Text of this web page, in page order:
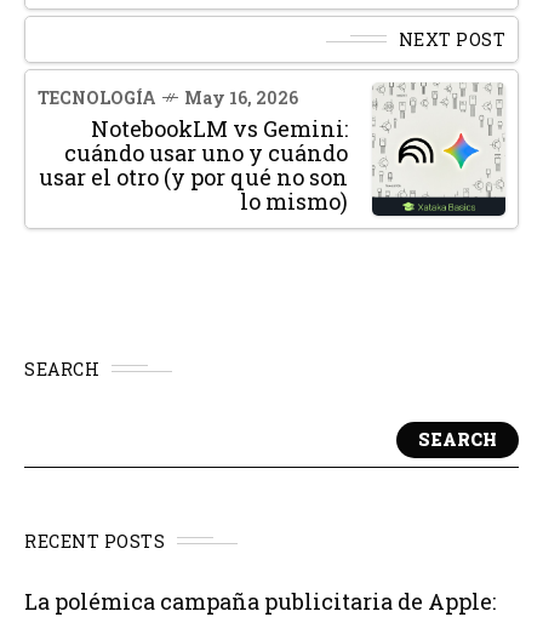
NEXT POST
TECNOLOGÍA May 16, 2026
NotebookLM vs Gemini:
cuándo usar uno y cuándo
usar el otro (y por qué no son
lo mismo)
SEARCH
SEARCH
RECENT POSTS
La polémica campaña publicitaria de Apple: